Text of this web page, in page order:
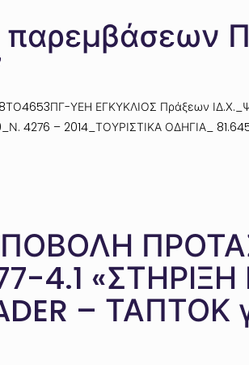
παρεμβάσεων
Ψ8ΤΟ4653ΠΓ-ΥΕΗ ΕΓΚΥΚΛΙΟΣ Πράξεων
4276 – 2014_ΤΟΥΡΙΣΤΙΚΑ ΟΔΗΓΙΑ_
«ΣΤΗΡΙΞΗ
– ΤΑΠΤΟΚ